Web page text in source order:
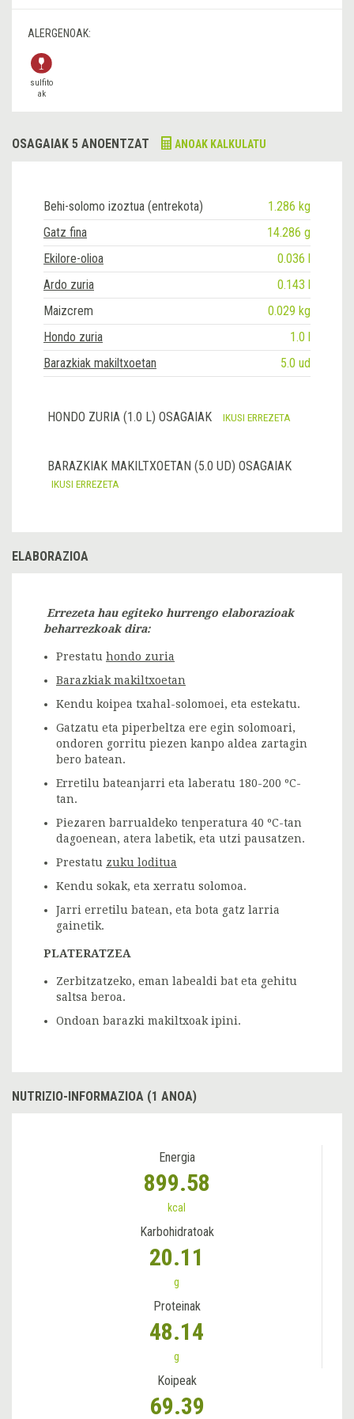
ALERGENOAK:
sulfito
ak
OSAGAIAK 5 ANOENTZAT ANOAK KALKULATU
Behi-solomo izoztua (entrekota)
1.286 kg
Gatz fina
14.286 g
Ekilore-olioa
0.036 l
Ardo zuria
0.143 l
Maizcrem
0.029 kg
Hondo zuria
1.0 l
Barazkiak makiltxoetan
5.0 ud
HONDO ZURIA (1.0 L) OSAGAIAK IKUSI ERREZETA
BARAZKIAK MAKILTXOETAN (5.0 UD) OSAGAIAK
IKUSI ERREZETA
ELABORAZIOA
Errezeta hau egiteko hurrengo elaborazioak
beharrezkoak dira:
Prestatu hondo zuria
Barazkiak makiltxoetan
Kendu koipea txahal-solomoei, eta estekatu.
Gatzatu eta piperbeltza ere egin solomoari,
ondoren gorritu piezen kanpo aldea zartagin
bero batean.
Erretilu bateanjarri eta laberatu 180-200 ºC-
tan.
Piezaren barrualdeko tenperatura 40 ºC-tan
dagoenean, atera labetik, eta utzi pausatzen.
Prestatu zuku loditua
Kendu sokak, eta xerratu solomoa.
Jarri erretilu batean, eta bota gatz larria
gainetik.
PLATERATZEA
Zerbitzatzeko, eman labealdi bat eta gehitu
saltsa beroa.
Ondoan barazki makiltxoak ipini.
NUTRIZIO-INFORMAZIOA (1 ANOA)
Energia
899.58
kcal
Karbohidratoak
20.11
g
Proteinak
48.14
g
Koipeak
69.39